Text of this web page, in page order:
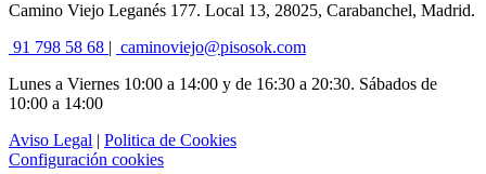
Camino Viejo Leganés 177. Local 13, 28025, Carabanchel, Madrid.
91 798 58 68 | caminoviejo@pisosok.com
Lunes a Viernes 10:00 a 14:00 y de 16:30 a 20:30. Sábados de
10:00 a 14:00
Aviso Legal | Politica de Cookies
Configuración cookies